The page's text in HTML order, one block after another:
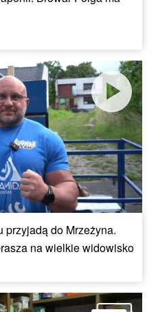
do Mrzeżyna.
na wielkie widowisko